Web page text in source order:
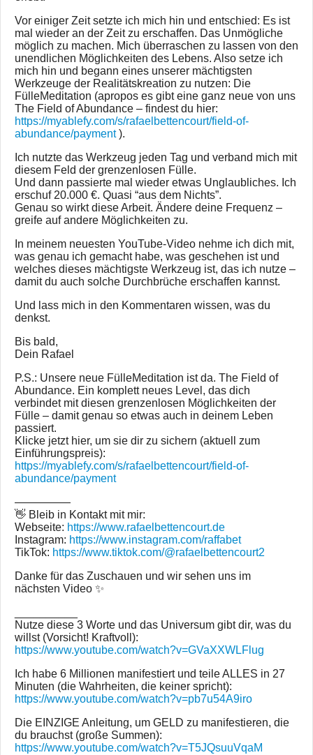
Vor einiger Zeit setzte ich mich hin und entschied: Es ist
mal wieder an der Zeit zu erschaffen. Das Unmögliche
möglich zu machen. Mich überraschen zu lassen von den
unendlichen Möglichkeiten des Lebens. Also setze ich
mich hin und begann eines unserer mächtigsten
Werkzeuge der Realitätskreation zu nutzen: Die
FülleMeditation (apropos es gibt eine ganz neue von uns
The Field of Abundance – findest du hier:
https://myablefy.com/s/rafaelbettencourt/field-of-
abundance/payment).
Ich nutzte das Werkzeug jeden Tag und verband mich mit
diesem Feld der grenzenlosen Fülle.
Und dann passierte mal wieder etwas Unglaubliches. Ich
erschuf 20.000 €. Quasi “aus dem Nichts”.
Genau so wirkt diese Arbeit. Ändere deine Frequenz –
greife auf andere Möglichkeiten zu.
In meinem neuesten YouTube-Video nehme ich dich mit,
was genau ich gemacht habe, was geschehen ist und
welches dieses mächtigste Werkzeug ist, das ich nutze –
damit du auch solche Durchbrüche erschaffen kannst.
Und lass mich in den Kommentaren wissen, was du
denkst.
Bis bald,
Dein Rafael
P.S.: Unsere neue FülleMeditation ist da. The Field of
Abundance. Ein komplett neues Level, das dich
verbindet mit diesen grenzenlosen Möglichkeiten der
Fülle – damit genau so etwas auch in deinem Leben
passiert.
Klicke jetzt hier, um sie dir zu sichern (aktuell zum
Einführungspreis):
https://myablefy.com/s/rafaelbettencourt/field-of-
abundance/payment
—————
👋 Bleib in Kontakt mit mir:
Webseite: https://www.rafaelbettencourt.de
Instagram: https://www.instagram.com/raffabet
TikTok: https://www.tiktok.com/@rafaelbettencourt2
Danke für das Zuschauen und wir sehen uns im
nächsten Video ✨
Nutze diese 3 Worte und das Universum gibt dir, was du
willst (Vorsicht! Kraftvoll):
https://www.youtube.com/watch?v=GVaXXWLFlug
Ich habe 6 Millionen manifestiert und teile ALLES in 27
Minuten (die Wahrheiten, die keiner spricht):
https://www.youtube.com/watch?v=pb7u54A9iro
Die EINZIGE Anleitung, um GELD zu manifestieren, die
du brauchst (große Summen):
https://www.youtube.com/watch?v=T5JQsuuVqaM